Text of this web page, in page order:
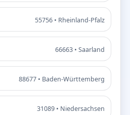
55756 • Rheinland-Pfalz
66663 • Saarland
88677 • Baden-Württemberg
31089 • Niedersachsen